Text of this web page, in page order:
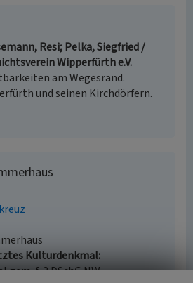
Resi; Pelka, Siegfried /
Wipperfürth e.V.
am Wegesrand.
und seinen Kirchdörfern.
Kulturdenkmal
§ 3 DSchG NW